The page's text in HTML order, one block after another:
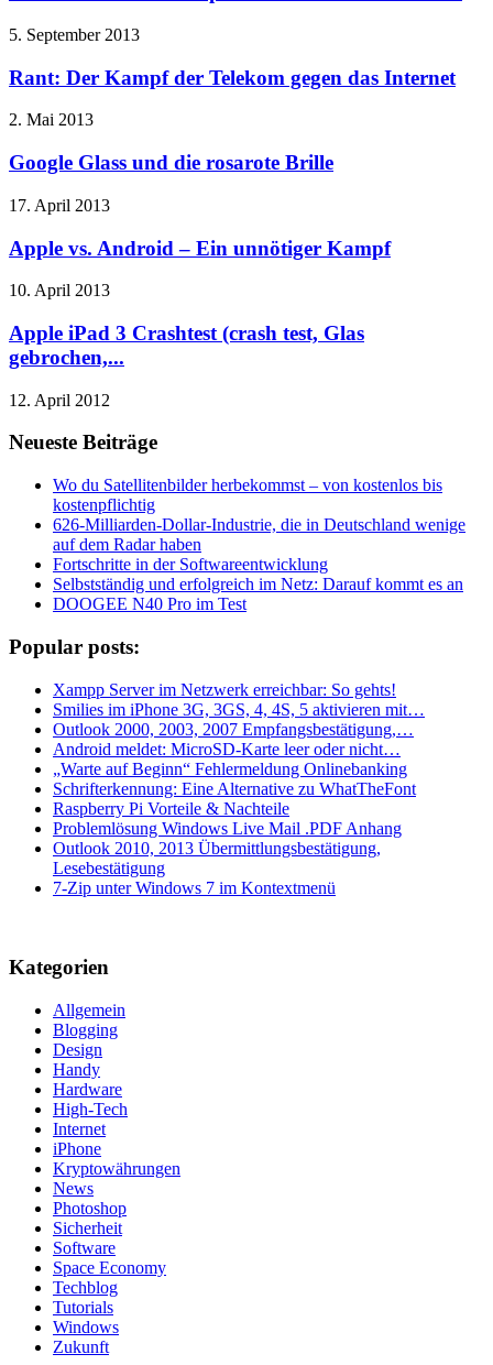
5. September 2013
Rant: Der Kampf der Telekom gegen das Internet
2. Mai 2013
Google Glass und die rosarote Brille
17. April 2013
Apple vs. Android – Ein unnötiger Kampf
10. April 2013
Apple iPad 3 Crashtest (crash test, Glas
gebrochen,...
12. April 2012
Neueste Beiträge
Wo du Satellitenbilder herbekommst – von kostenlos bis
kostenpflichtig
626-Milliarden-Dollar-Industrie, die in Deutschland wenige
auf dem Radar haben
Fortschritte in der Softwareentwicklung
Selbstständig und erfolgreich im Netz: Darauf kommt es an
DOOGEE N40 Pro im Test
Popular posts:
Xampp Server im Netzwerk erreichbar: So gehts!
Smilies im iPhone 3G, 3GS, 4, 4S, 5 aktivieren mit…
Outlook 2000, 2003, 2007 Empfangsbestätigung,…
Android meldet: MicroSD-Karte leer oder nicht…
„Warte auf Beginn“ Fehlermeldung Onlinebanking
Schrifterkennung: Eine Alternative zu WhatTheFont
Raspberry Pi Vorteile & Nachteile
Problemlösung Windows Live Mail .PDF Anhang
Outlook 2010, 2013 Übermittlungsbestätigung,
Lesebestätigung
7-Zip unter Windows 7 im Kontextmenü
Kategorien
Allgemein
Blogging
Design
Handy
Hardware
High-Tech
Internet
iPhone
Kryptowährungen
News
Photoshop
Sicherheit
Software
Space Economy
Techblog
Tutorials
Windows
Zukunft